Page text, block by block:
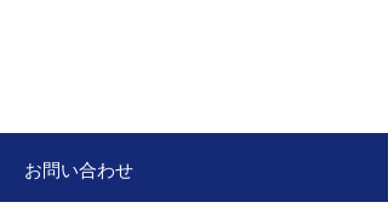
​お問い合わせ